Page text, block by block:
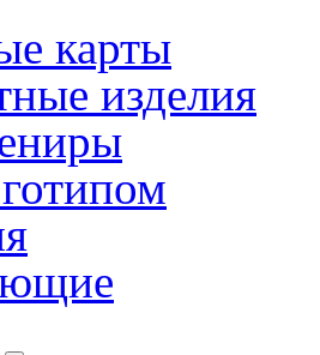
карты
изделия